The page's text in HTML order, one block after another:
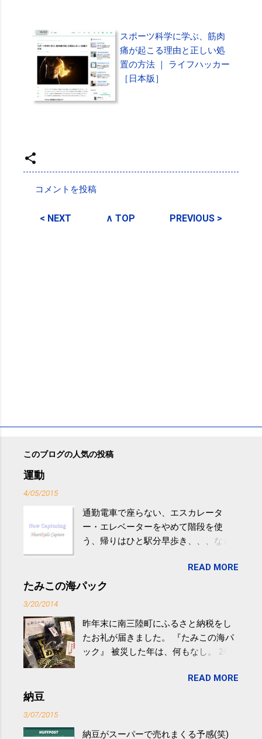
スポーツ科学に学ぶ、筋肉
痛が起こる理由と正しい処
置の方法 ｜ ライフハッカー
［日本版］
メ
コメントを投稿
< NEXT ∧ TOP PREVIOUS >
このブログの人気の投稿
運動
4/05/2015
通勤電車で座らない、エスカレータ
ー・エレベーターをやめて階段を使
う、帰りはひと駅分早歩き、、、など
やすい。 スポーツウェア・シューズで
するものだけが運動ではない。 食べ
けると改善する、との結果を筑波大の
研究チームが発表した。改善が期待で
きるのは、過度の飲酒が原因ではない
減らなくても効果があるという。 正田
READ MORE
たみこの海パック
3/20/2014
昨年末に南三陸町にふるさと納税をし
たお礼が届きました。 『たみこの海パ
ック』 被災した年は、何もなし。 2年
が『たみこの海パック』。 ボランティ
全く考えていなかったので、貰えると
READ MORE
納豆
3/07/2015
納豆がスーパーで売れまくる予感(笑)